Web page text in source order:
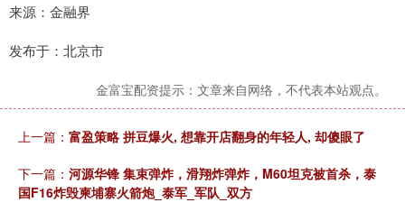
来源：金融界
发布于：北京市
金富宝配资提示：文章来自网络，不代表本站观点。
上一篇： 富盈策略 拼豆爆火, 想靠开店翻身的年轻人, 却傻眼了
下一篇： 河源华锋 集束弹炸，滑翔炸弹炸，M60坦克被首杀，泰
国F16炸毁柬埔寨火箭炮_泰军_军队_双方